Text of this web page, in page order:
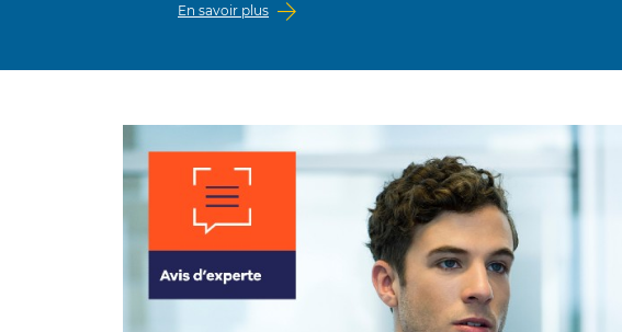
En savoir plus